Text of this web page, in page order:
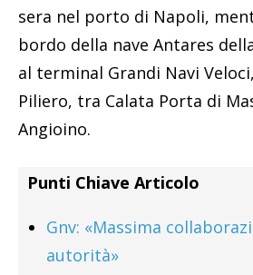
sera nel porto di Napoli,
bordo della nave Antares
al terminal Grandi Navi
Piliero, tra Calata Porta di
Angioino.
Punti Chiave Articolo
Gnv: «Massima
autorità»